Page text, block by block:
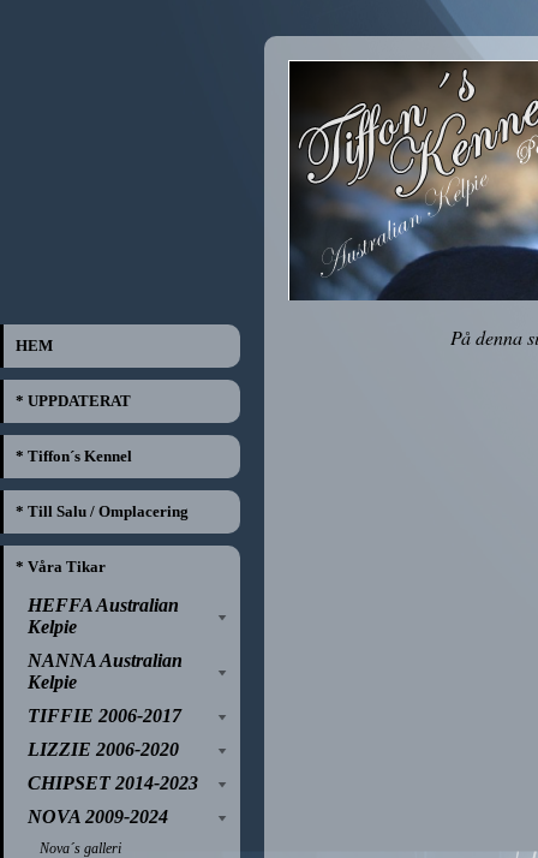
HEM
* UPPDATERAT
* Tiffon´s Kennel
* Till Salu / Omplacering
* Våra Tikar
HEFFA Australian
Kelpie
NANNA Australian
Kelpie
TIFFIE 2006-2017
LIZZIE 2006-2020
CHIPSET 2014-2023
NOVA 2009-2024
Nova´s galleri
På denna